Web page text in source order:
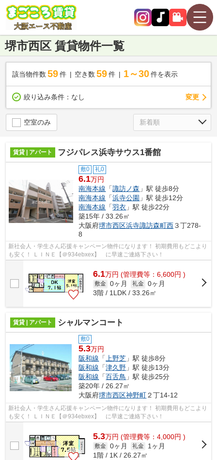
堺市西区 賃貸物件一覧
該当物件数 59件 空き数 59 件 1～30 件を表示
絞り込み条件： なし 変更
空室のみ
賃貸 | アパート フジパレス浜寺サウス1番館
敷0 礼0
6.1万円
南海本線 「諏訪ノ森 」駅 徒歩8分
南海本線 「浜寺公園 」駅 徒歩12分
南海本線 「羽衣 」駅 徒歩22分
築15年 / 33.26㎡
大阪府堺市西区浜寺諏訪森町西３丁278-
8
新社会人・学生さん応援キャンペーン物件になります！ 初期費用もどこより
も安く！ ＬＩＮＥ【＠934ebxex】 に早速ご連絡下さい！
6.1万円 (管理費等：6,600円 )
敷金 0ヶ月 礼金 0ヶ月
3階 / 1LDK / 33.26㎡
賃貸 | アパート シャルマンコート
敷0
5.3万円
阪和線 「上野芝 」駅 徒歩8分
阪和線 「津久野 」駅 徒歩13分
阪和線 「百舌鳥 」駅 徒歩25分
築20年 / 26.27㎡
大阪府堺市西区神野町２丁14-12
新社会人・学生さん応援キャンペーン物件になります！ 初期費用もどこより
も安く！ ＬＩＮＥ【＠934ebxex】 に早速ご連絡下さい！
5.3万円 (管理費等：4,000円 )
敷金 0ヶ月 礼金
1ヶ月
1階 / 1K / 26.27㎡